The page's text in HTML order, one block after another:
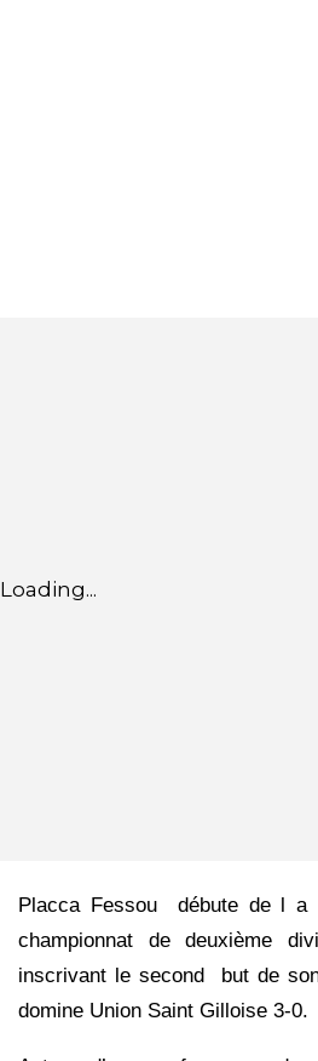
Loading...
Placca Fessou débute de l a
championnat de deuxième
inscrivant le second but de
domine Union Saint Gilloise 3-0.